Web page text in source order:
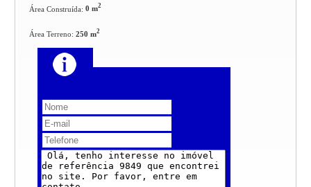
Área Construída:0 m2
Área Terreno:250 m2